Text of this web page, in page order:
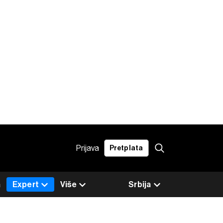
Prijava Pretplata
Srbija
Expert Više